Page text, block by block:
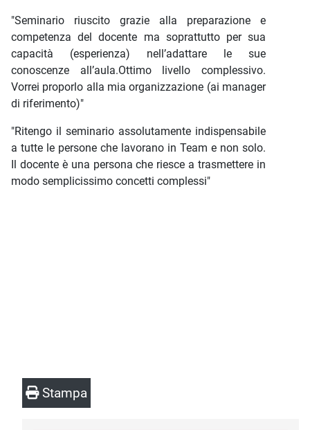
"Seminario riuscito grazie alla preparazione e
competenza del docente ma soprattutto per sua
capacità (esperienza) nell’adattare le sue
conoscenze all’aula.Ottimo livello complessivo.
Vorrei proporlo alla mia organizzazione (ai manager
di riferimento)"
"Ritengo il seminario assolutamente indispensabile
a tutte le persone che lavorano in Team e non solo.
Il docente è una persona che riesce a trasmettere in
modo semplicissimo concetti complessi"
Stampa